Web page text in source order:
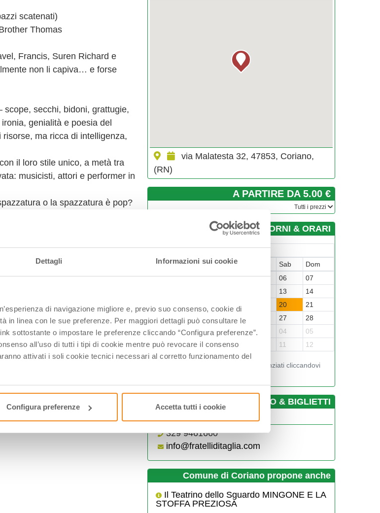
Dettagli Informazioni sui cookie
di navigazione migliore e, previo suo consenso, cookie di
in linea con le sue preferenze. Per maggiori dettagli può consultare le
sottostante o impostare le preferenze cliccando “Configura preferenze”.
all’uso di tutti i tipi di cookie mentre può revocare il consenso
attivati i soli cookie tecnici necessari al corretto funzionamento del
Configura preferenze Accetta tutti i cookie
scatenati)
Thomas
Francis, Suren Richard e
non li capiva… e forse
scope, secchi, bidoni, grattugie,
genialità e poesia del
ma ricca di intelligenza,
il loro stile unico, a metà tra
musicisti, attori e performer in
o la spazzatura è pop?
via Malatesta 32, 47853, Coriano,
(RN)
A PARTIRE DA 5.00 €
­Tutti i prezzi
GIORNI & ORARI
Giugno-2026
Lun
Mar Mer Gio Sab
Dom
01
02 03 04 05 06
07
13
14
15
20
21
22
23 24 25 27
28
29
30 01 02 03 04
05
06
07 08 09 11 12
Visualizza gli orari nei giorni evidenziati cliccandovi
­INFO & BIGLIETTI
329 9461660
info@fratelliditaglia.com
Comune di Coriano propone anche
Il Teatrino dello Sguardo MINGONE E LA
STOFFA PREZIOSA